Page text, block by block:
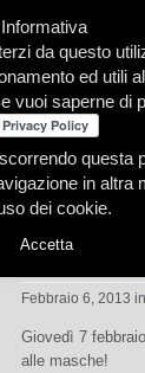
Redazione
TREMATE, LE
Febbraio 6, 2013 in
Giovedì 7
alle masche!
Informativa
da questo
ed utili
vuoi saperne di
questa
in altra
dei cookie.
Accetta